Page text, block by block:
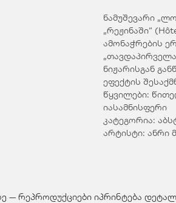
ნამუშევარი
„რეჟინაში“
ამონაჭრების
ნიჟარისგან
ეფექტის
წყვილები:
იასამნისფერი
კატეგორია:
არტისტი: ანრი
— რეპროდუქციები იპრინტება